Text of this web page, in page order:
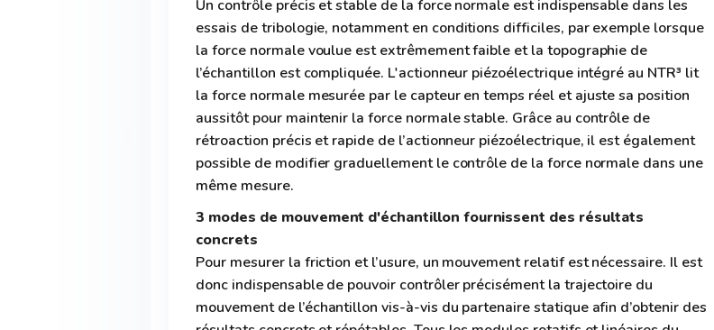
Un contrôle précis et stable de la force normale est indispensable dans les
essais de tribologie, notamment en conditions difficiles, par exemple lorsque
la force normale voulue est extrêmement faible et la topographie de
l’échantillon est compliquée. L'actionneur piézoélectrique intégré au NTR³ lit
la force normale mesurée par le capteur en temps réel et ajuste sa position
aussitôt pour maintenir la force normale stable. Grâce au contrôle de
rétroaction précis et rapide de l’actionneur piézoélectrique, il est également
possible de modifier graduellement le contrôle de la force normale dans une
même mesure.
3 modes de mouvement d'échantillon fournissent des résultats
concrets
Pour mesurer la friction et l’usure, un mouvement relatif est nécessaire. Il est
donc indispensable de pouvoir contrôler précisément la trajectoire du
mouvement de l’échantillon vis-à-vis du partenaire statique afin d’obtenir des